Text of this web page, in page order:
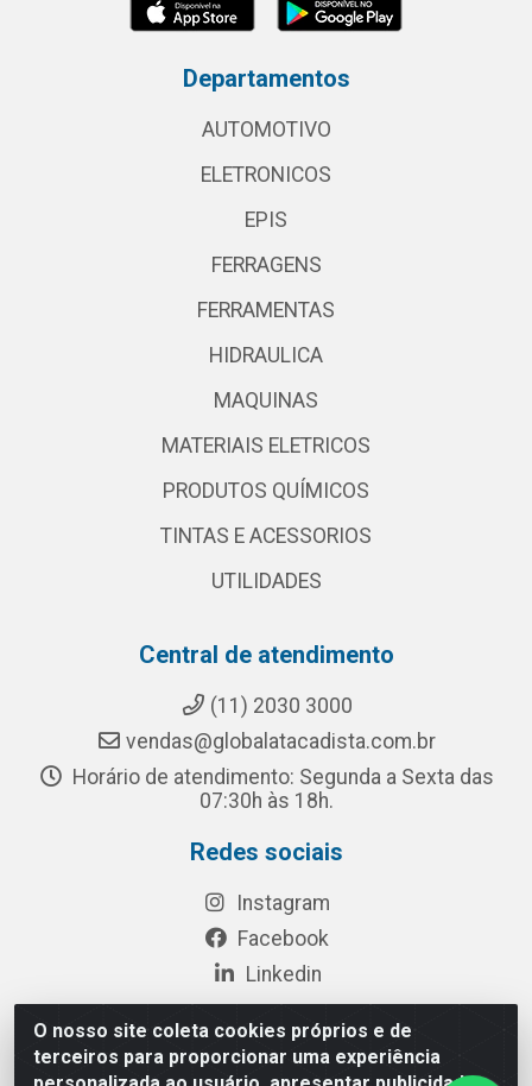
O nosso site coleta cookies próprios e de
terceiros para proporcionar uma experiência
Departamentos
AUTOMOTIVO
ELETRONICOS
EPIS
FERRAGENS
FERRAMENTAS
HIDRAULICA
MAQUINAS
MATERIAIS ELETRICOS
PRODUTOS QUÍMICOS
TINTAS E ACESSORIOS
UTILIDADES
Central de atendimento
(11) 2030 3000
vendas@globalatacadista.com.br
Horário de atendimento: Segunda a Sexta das
07:30h às 18h.
Redes sociais
Instagram
Facebook
Linkedin
Rua Chipuê, 117 - S. Miguel Paulista São Paulo/SP - CEP